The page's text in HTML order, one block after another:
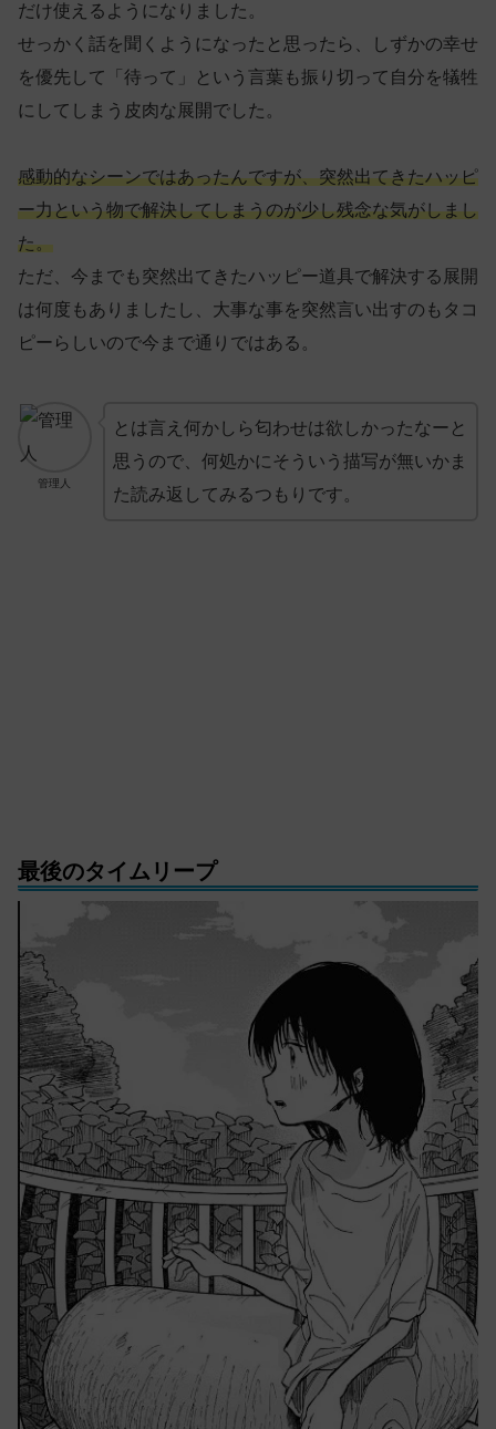
だけ使えるようになりました。
せっかく話を聞くようになったと思ったら、しずかの幸せ
を優先して「待って」という言葉も振り切って自分を犠牲
にしてしまう皮肉な展開でした。
感動的なシーンではあったんですが、突然出てきたハッピ
ー力という物で解決してしまうのが少し残念な気がしまし
た。
ただ、今までも突然出てきたハッピー道具で解決する展開
は何度もありましたし、大事な事を突然言い出すのもタコ
ピーらしいので今まで通りではある。
管理人
とは言え何かしら匂わせは欲しかったなーと
思うので、何処かにそういう描写が無いかま
た読み返してみるつもりです。
最後のタイムリープ